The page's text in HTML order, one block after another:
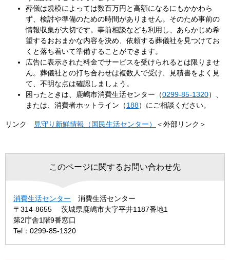
葬儀は規模によっては数百万円と高額になるにもかかわら
ず、検討や準備のための時間がありません。そのため事前の
情報収集が大切です。事前相談なども利用し、あらかじめ希
望するおおまかな内容を決め、依頼する葬儀社を見つけてお
くと落ち着いて準備することができます。
広告に表示された料金でサービスを受けられるとは限りませ
ん。葬儀社との打ち合わせは複数人で受け、見積書をよく見
て、不明な点は確認しましょう。
困ったときは、鹿嶋市消費生活センター（0299-85-1320）、
または、消費者ホットライン（188）にご相談ください。
リンク 見守り新鮮情報（国民生活センター） ＜外部リンク＞
このページに関するお問い合わせ先
消費生活センター
消費生活センター
〒314-8655
茨城県鹿嶋市大字平井1187番地1
第2庁舎1階9番窓口
Tel：0299-85-1320